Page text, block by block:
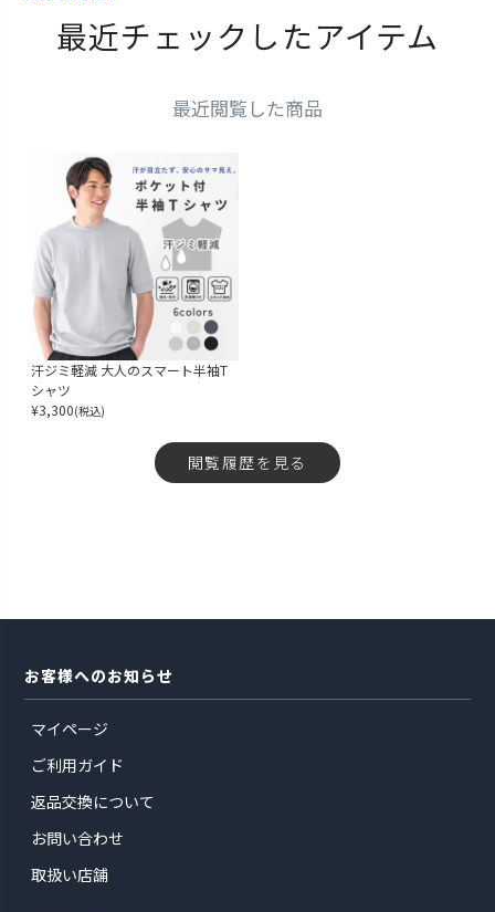
最近チェックしたアイテム
最近閲覧した商品
汗ジミ軽減 大人のスマート半袖T
シャツ
¥3,300(税込)
閲覧履歴を見る
お客様へのお知らせ
マイページ
ご利用ガイド
返品交換について
お問い合わせ
取扱い店舗